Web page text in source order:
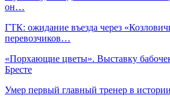
он…
ГТК: ожидание въезда через
перевозчиков…
«Порхающие цветы». Выставку
Бресте
Умер первый главный тренер в